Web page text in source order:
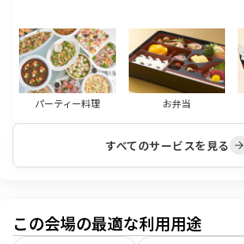
パーティー料理 お弁当
すべてのサービスを見る
この会場の最適な利用用途